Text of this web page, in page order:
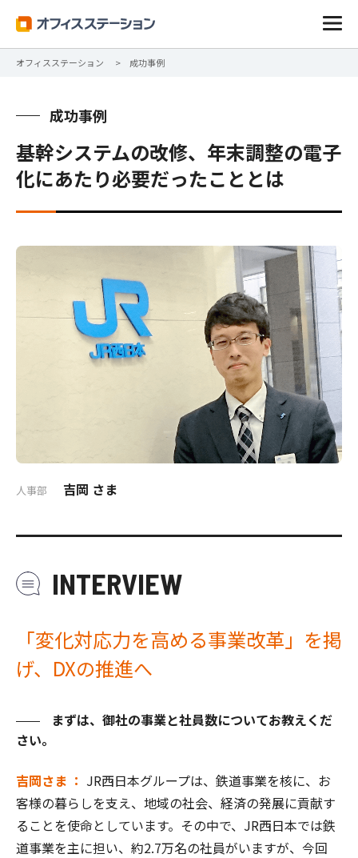
オフィスステーション 成功事例
成功事例
基幹システムの改修、年末調整の電子
化にあたり必要だったこととは
人事部 吉岡 さま
INTERVIEW
「変化対応力を高める事業改革」を掲
げ、DXの推進へ
まずは、御社の事業と社員数についてお教えくだ
さい。
吉岡さま ： JR西日本グループは、鉄道事業を核に、お
客様の暮らしを支え、地域の社会、経済の発展に貢献す
ることを使命としています。その中で、JR西日本では鉄
道事業を主に担い、約2.7万名の社員がいますが、今回